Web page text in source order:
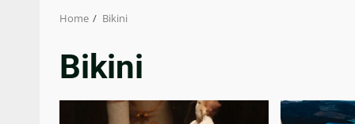
Home Bikini
Bikini